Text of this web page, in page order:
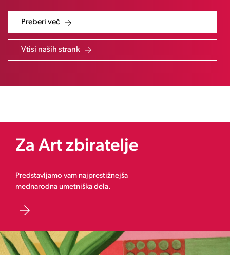
Preberi več
Vtisi naših strank
Za Art zbiratelje
Predstavljamo vam najprestižnejša
mednarodna umetniška dela.